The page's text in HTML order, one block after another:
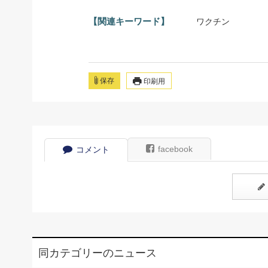
【関連キーワード】 ワクチン
保存 印刷用
コメント facebook
同カテゴリーのニュース